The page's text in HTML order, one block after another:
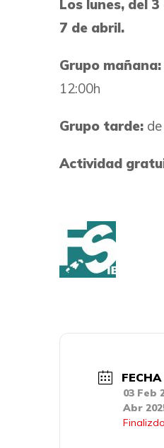
Los lunes, del
7 de abril.
Grupo mañana:
12:00h
Grupo tarde:
Actividad
FECHA
03 Feb
Abr